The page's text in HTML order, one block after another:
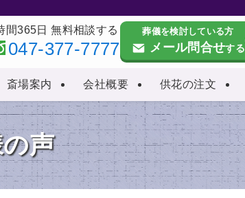
斎場案内 会社概要 供花の注文
間365日 無料相談する
047-377-7777
葬儀を検討している方
メール問合せする
声